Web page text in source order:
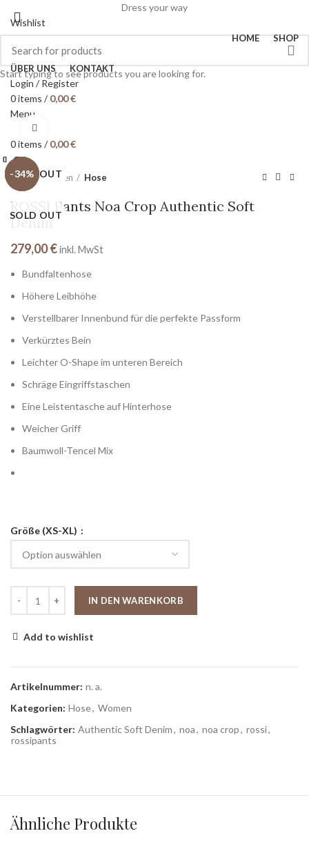
Dress your way
Wishlist
HOME SHOP
ÜBER UNS KONTAKT
Login / Register
0items / 0,00€
Menu
0items / 0,00€
Start Women Hose
ROSSI Pants Noa Crop Authentic Soft
Denim
279,00€inkl. MwSt
Bundfaltenhose
Höhere Leibhöhe
Verstellbarer Innenbund für die perfekte Passform
Verkürztes Bein
Leichter O-Shape im unteren Bereich
Schräge Eingriffstaschen
Eine Leistentasche auf Hinterhose
Weicher Griff
Baumwoll-Tencel Mix
Größe (XS-XL)
IN DEN WARENKORB
Add to wishlist
Artikelnummer: n. a.
Kategorien: Hose, Women
Schlagwörter: Authentic Soft Denim, noa, noa crop, rossi,
rossipants
Ähnliche Produkte
Close
SOLD OUT
Close
SOLD OUT
Close
-33%
Close
-50%
Close
-34%
SOLD OUT
Close
Close
Close
Start typing to see products you are looking for.